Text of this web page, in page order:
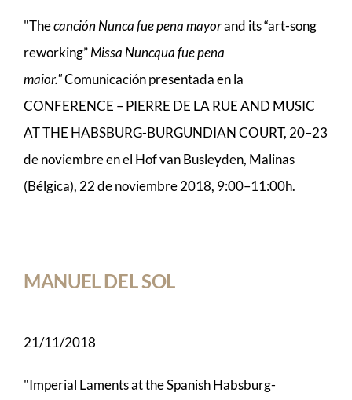
"Thecanción Nunca fue pena mayorand its “art-song
reworking”Missa Nuncqua fue pena
maior."Comunicación presentada en la
CONFERENCE – PIERRE DE LA RUE AND MUSIC
AT THE HABSBURG-BURGUNDIAN COURT, 20–23
de noviembre en el Hof van Busleyden, Malinas
(Bélgica), 22 de noviembre 2018, 9:00–11:00h.
MANUEL DEL SOL
21/11/2018
"Imperial Laments at the Spanish Habsburg-